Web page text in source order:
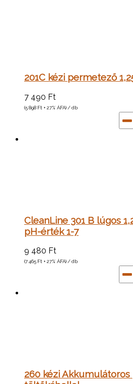
201C kézi permetező
7 490 Ft
(5 898 Ft + 27% ÁFA) / db
CleanLine 301 B lúgos
pH-érték 1-7
9 480 Ft
(7 465 Ft + 27% ÁFA) / db
260 kézi